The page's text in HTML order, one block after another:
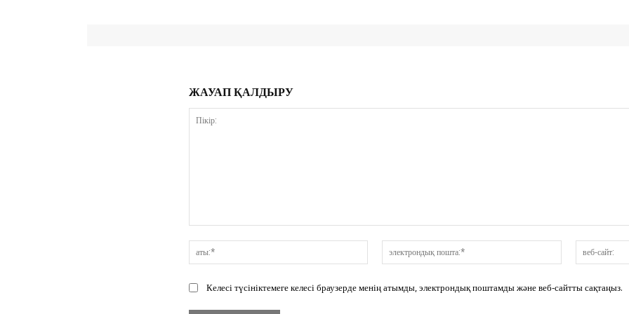
ЖАУАП ҚАЛДЫРУ
электрондық
пошта:*
Келесі түсініктемеге келесі браузерде менің атымды, электрондық поштамды және веб-сайтты сақтаңыз.